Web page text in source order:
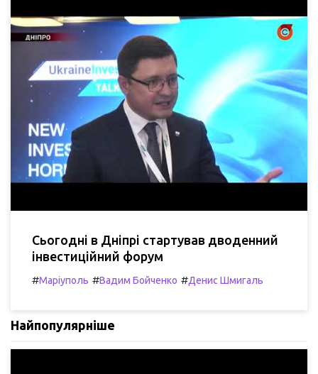
Сьогодні в Дніпрі стартував дводенний
інвестиційний форум
#Маріуполь #Вадим Бойченко #Денис Шмигаль
Найпопулярніше